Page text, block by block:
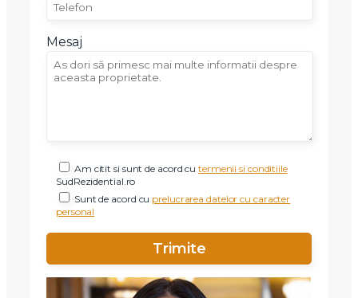
Mesaj
Am citit si sunt de acord cutermenii si conditiile
SudRezidential.ro
Sunt de acord cu prelucrarea datelor cu caracter
personal
Am citit si sunt de acord cu
SudRezidential.ro
Sunt de acord cuprelucrarea datelor cu caracter personal